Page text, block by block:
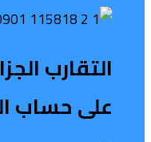
التقارب
على حساب